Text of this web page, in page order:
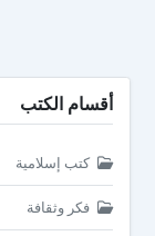
أقسام الكتب
كتب إسلامية
فكر وثقافة